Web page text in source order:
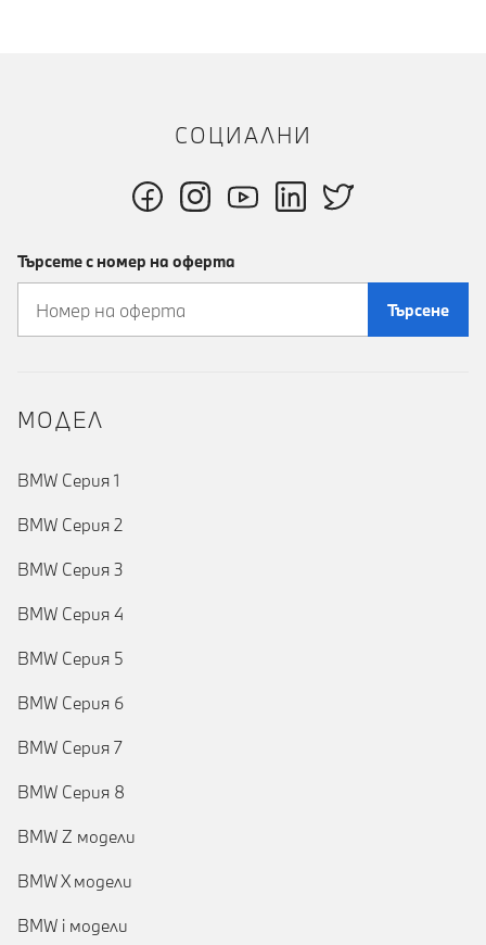
СОЦИАЛНИ
Търсете с номер на оферта
Търсене
MOДЕЛ
BMW Серия 1
BMW Серия 2
BMW Серия 3
BMW Серия 4
BMW Серия 5
BMW Серия 6
BMW Серия 7
BMW Серия 8
BMW Z модели
BMW X модели
BMW i модели